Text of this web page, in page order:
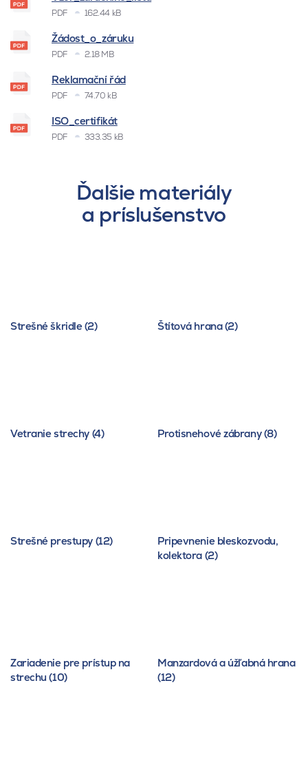
PDF 162.44 kB
Žádost_o_záruku
PDF 2.18 MB
Reklamační řád
PDF 74.70 kB
ISO_certifikát
PDF 333.35 kB
Ďalšie materiály
a príslušenstvo
Strešné škridle (2) Štítová hrana (2)
Vetranie strechy (4) Protisnehové zábrany (8)
Strešné prestupy (12)
Pripevnenie bleskozvodu,
kolektora (2)
Zariadenie pre prístup na
strechu (10)
Manzardová a úžľabná hrana
(12)